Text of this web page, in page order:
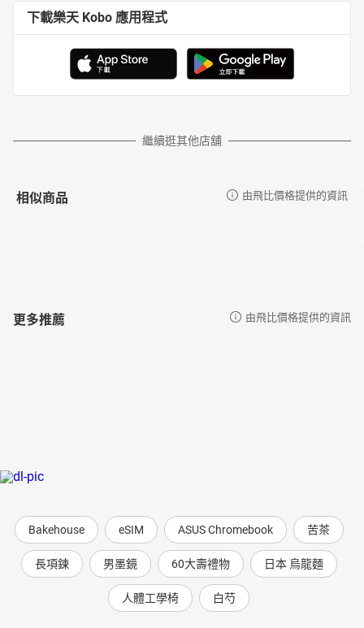
下載樂天 Kobo 應用程式
繼續逛其他店舖
相似商品 由飛比價格提供的資訊
更多推薦 由飛比價格提供的資訊
Bakehouse eSIM ASUS Chromebook 苦茶
長項鍊 男墨鏡 60大壽禮物 日本 烏龍麵
人體工學椅 白芍